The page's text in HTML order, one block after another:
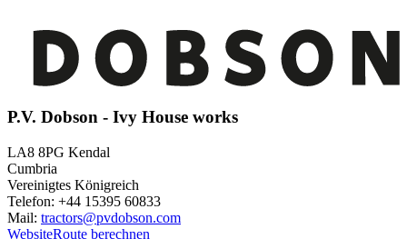
P.V. Dobson - Ivy House works
LA8 8PG Kendal
Cumbria
Vereinigtes Königreich
Telefon: +44 15395 60833
Mail: tractors@pvdobson.com
WebsiteRoute berechnen